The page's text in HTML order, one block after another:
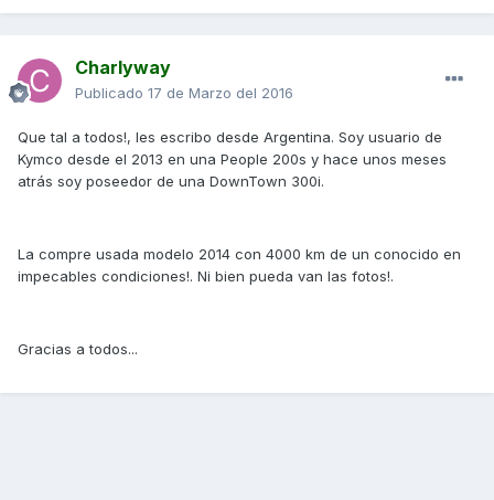
Charlyway
Publicado 17 de Marzo del 2016
Que tal a todos!, les escribo desde Argentina. Soy usuario de
Kymco desde el 2013 en una People 200s y hace unos meses
atrás soy poseedor de una DownTown 300i.
La compre usada modelo 2014 con 4000 km de un conocido en
impecables condiciones!. Ni bien pueda van las fotos!.
Gracias a todos...